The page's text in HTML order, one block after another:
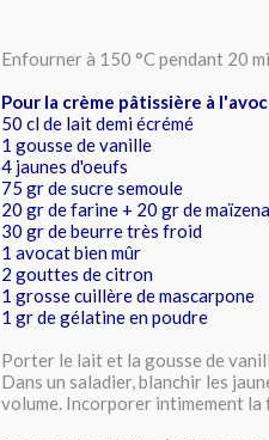
Enfourner à 150 °C pendant 20
Pour la crème pâtissière à
50 cl de lait demi écrémé
1 gousse de vanille
4 jaunes d'oeufs
75 gr de sucre semoule
20 gr de farine + 20 gr de maïzena
30 gr de beurre très froid
1 avocat bien mûr
2 gouttes de citron
1 grosse cuillère de mascarpone
1 gr de gélatine en poudre
Porter le lait et la gousse de
Dans un saladier, blanchir les
volume. Incorporer intimement la